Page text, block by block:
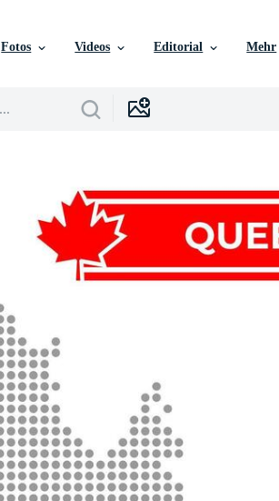
Fotos Videos Editorial Mehr